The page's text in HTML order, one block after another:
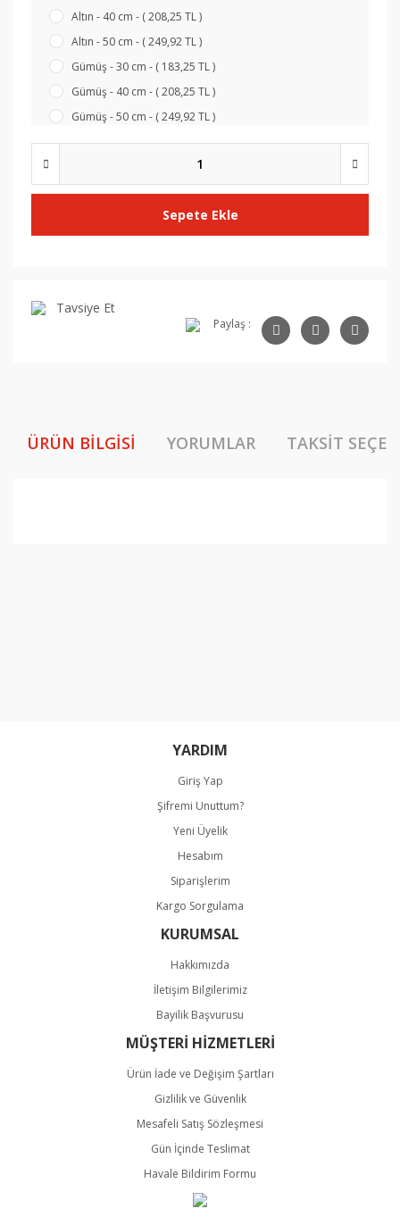
Altın - 40 cm - ( 208,25 TL )
Altın - 50 cm - ( 249,92 TL )
Gümüş - 30 cm - ( 183,25 TL )
Gümüş - 40 cm - ( 208,25 TL )
Gümüş - 50 cm - ( 249,92 TL )
Sepete Ekle
Tavsiye Et
Paylaş :
ÜRÜN BILGISI YORUMLAR TAKSIT
Bu ürüne benzer farklı alternatifler olmalı.
Gönder
YARDIM
Giriş Yap
Şifremi Unuttum?
Yeni Üyelik
Hesabım
Siparişlerim
Kargo Sorgulama
KURUMSAL
Hakkımızda
İletişim Bilgilerimiz
Bayilik Başvurusu
MÜŞTERİ HİZMETLERİ
Ürün İade ve Değişim Şartları
Gizlilik ve Güvenlik
Mesafeli Satış Sözleşmesi
Gün İçinde Teslimat
Havale Bildirim Formu